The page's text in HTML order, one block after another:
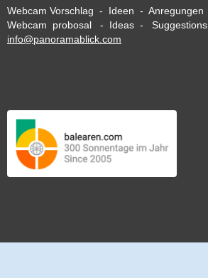
Webcam Vorschlag - Ideen - Anregungen
Webcam probosal - Ideas - Suggestions
info@panoramablick.com